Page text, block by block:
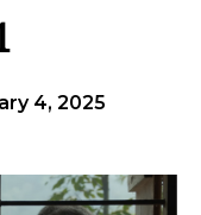
4, 2025